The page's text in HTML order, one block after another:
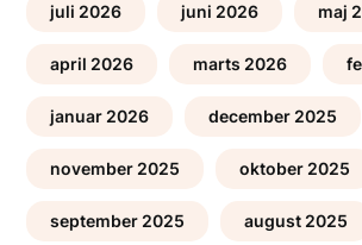
juli 2026 juni 2026 maj
april 2026 marts 2026
januar 2026 december 2025
november 2025 oktober 2025
september 2025 august 2025